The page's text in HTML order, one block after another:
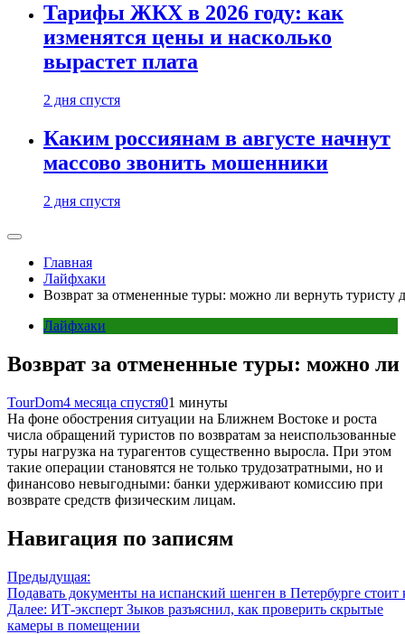
Тарифы ЖКХ в 2026 году: как
изменятся цены и насколько
вырастет плата
2 дня спустя
Каким россиянам в августе начнут
массово звонить мошенники
2 дня спустя
Главная
Лайфхаки
Возврат за отмененные туры: можно ли вернуть туристу
Лайфхаки
Возврат за отмененные туры: можно ли
TourDom4 месяца спустя01 минуты
На фоне обострения ситуации на Ближнем Востоке и роста
числа обращений туристов по возвратам за неиспользованные
туры нагрузка на турагентов существенно выросла. При этом
такие операции становятся не только трудозатратными, но и
финансово невыгодными: банки удерживают комиссию при
возврате средств физическим лицам.
Навигация по записям
Предыдущая:
Подавать документы на испанский шенген в Петербурге
Далее: ИТ-эксперт Зыков разъяснил, как проверить скрытые
камеры в помещении